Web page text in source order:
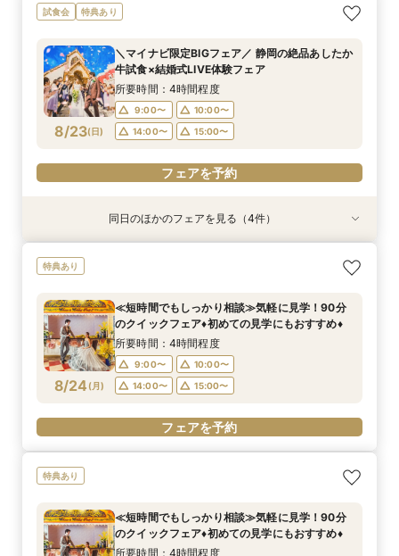
8/22(土)
≪短時間でもしっかり相談≫気軽に見学！90分
のクイックフェア♦初めての見学にもおすすめ♦
9:00〜
10:00〜
14:00〜
15:00〜
フェアを予約
8/22(土)
【フォトW◆少人数W◆三嶋大社婚ご希望の方
へ】ドレス試着×絶品試食フェア
10:00〜
フェアを予約
8/22(土)
【マイナビ限定】2人で自由にセレクト◎見学・
試食・相談・見積り 効率よく情報収集！
9:00〜
10:00〜
14:00〜
15:00〜
フェアを予約
8/22(土)
自己負担０円で叶う結婚式をご提案♦静岡県国産
牛試食付きフェア！
9:00〜
10:00〜
14:00〜
15:00〜
フェアを予約
試食会 特典あり
8/23(日)
＼マイナビ限定BIGフェア／ 静岡の絶品あしたか
牛試食×結婚式LIVE体験フェア
所要時間：4時間程度
9:00〜
10:00〜
14:00〜
15:00〜
フェアを予約
8/23(日)
≪短時間でもしっかり相談≫気軽に見学！90分
9:00〜
10:00〜
14:00〜
15:00〜
フェアを予約
8/23(日)
10:00〜
フェアを予約
特典あり
8/23(日)
【マイナビ限定】2人で自由にセレクト◎見学・
9:00〜
10:00〜
14:00〜
15:00〜
フェアを予約
特典あり
8/23(日)
自己負担０円で叶う結婚式をご提案♦静岡県国産
9:00〜
10:00〜
14:00〜
15:00〜
フェアを予約
同日のほかのフェアを見る（4件）
特典あり
8/24 (月)
≪短時間でもしっかり相談≫気軽に見学！90分
のクイックフェア♦初めての見学にもおすすめ♦
所要時間：4時間程度
9:00〜
10:00〜
14:00〜
15:00〜
フェアを予約
特典あり
≪短時間でもしっかり相談≫気軽に見学！90分
のクイックフェア♦初めての見学にもおすすめ♦
所要時間：4時間程度